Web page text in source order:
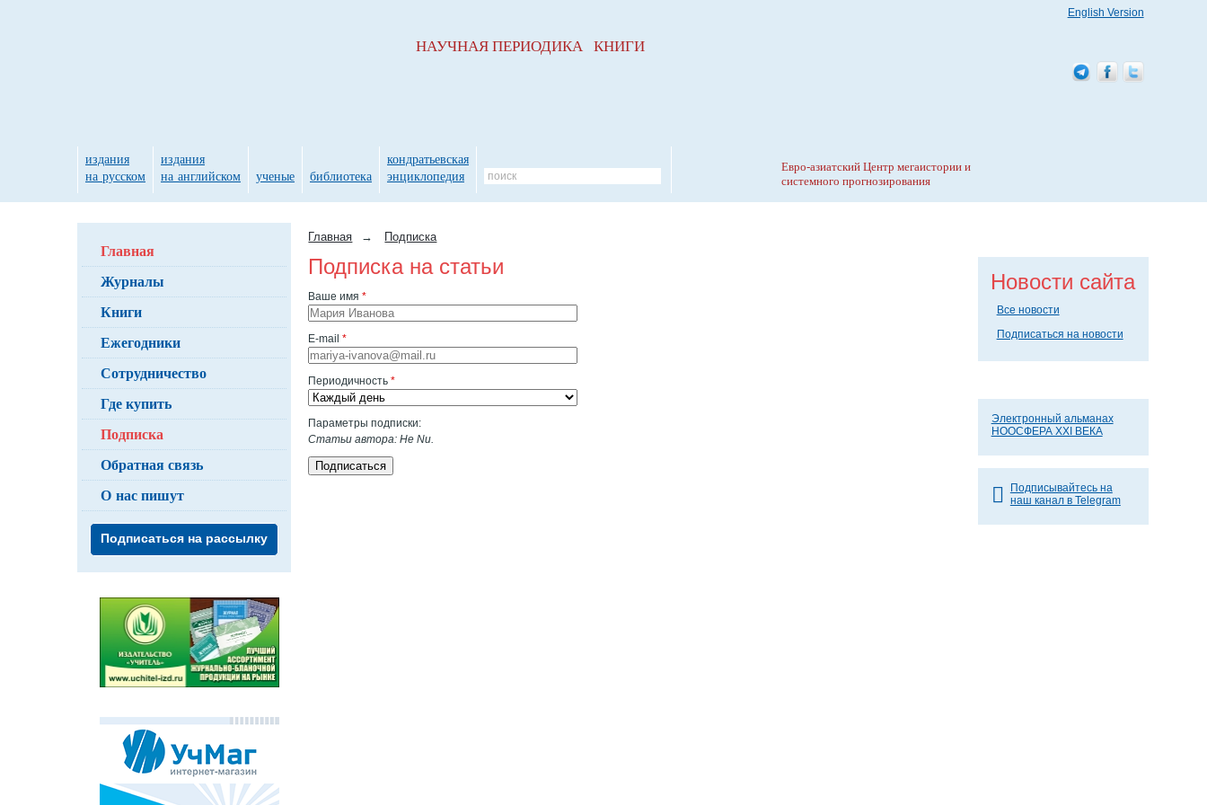
Главная → Подписка
Подписка на статьи
Ваше имя*
E-mail*
Периодичность*
Параметры подписки:
Статьи автора: He Nu.
Подписаться
Главная
Журналы
Книги
Ежегодники
Сотрудничество
Где купить
Подписка
Обратная связь
О нас пишут
Подписаться на рассылку
Новости сайта
Все новости
Подписаться на новости
Электронный альманах
НООСФЕРА XXI ВЕКА
Подписывайтесь на
наш канал в Telegram
НАУЧНАЯ ПЕРИОДИКА КНИГИ
издания
на русском
издания
на английском
ученые библиотека
кондратьевская
энциклопедия
Евро-азиатский Центр мегаистории и
системного прогнозирования
English Version